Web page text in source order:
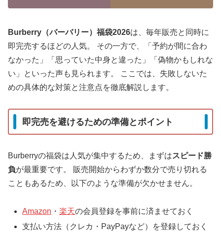
Burberry（バーバリー）福袋2026は、毎年販売と同時に
即完売するほどの人気。 その一方で、「予約が間に合わ
なかった」「思っていた中身と違った」「偽物かもしれな
い」といった声も見られます。 ここでは、失敗しないた
めの具体的な対策と注意点を徹底解説します。
即完売を避けるための準備とポイント
Burberryの福袋は人気が集中するため、まずはスピード勝
負が最重要です。 販売開始からわずか数分で売り切れる
こともあるため、以下のような準備が欠かせません。
Amazon ・楽天の会員登録を事前に済ませておく
支払い方法（クレカ・PayPayなど）を登録しておく